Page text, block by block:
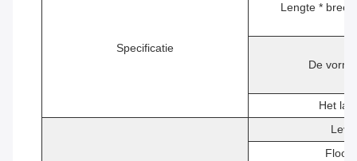
Specificatie
Lengte *
De vorm
Het
Floor